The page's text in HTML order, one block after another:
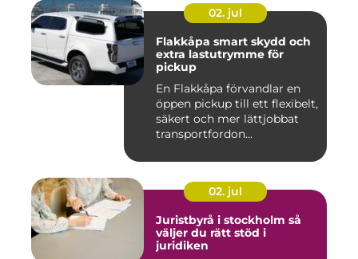
02. jul
Flakkåpa smart skydd och
extra lastutrymme för
pickup
En Flakkåpa förvandlar en
öppen pickup till ett flexibelt,
säkert och mer lättjobbat
transportfordon...
02. jul
Juristbyrå i stockholm så
väljer du rätt stöd i
juridiken